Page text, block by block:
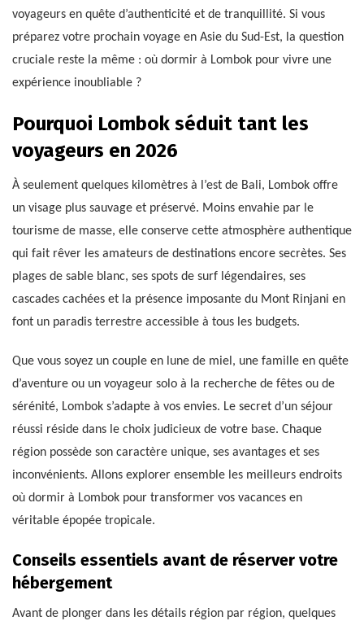
voyageurs en quête d’authenticité et de tranquillité. Si vous
préparez votre prochain voyage en Asie du Sud-Est, la question
cruciale reste la même : où dormir à Lombok pour vivre une
expérience inoubliable ?
Pourquoi Lombok séduit tant les
voyageurs en 2026
À seulement quelques kilomètres à l’est de Bali, Lombok offre
un visage plus sauvage et préservé. Moins envahie par le
tourisme de masse, elle conserve cette atmosphère authentique
qui fait rêver les amateurs de destinations encore secrètes. Ses
plages de sable blanc, ses spots de surf légendaires, ses
cascades cachées et la présence imposante du Mont Rinjani en
font un paradis terrestre accessible à tous les budgets.
Que vous soyez un couple en lune de miel, une famille en quête
d’aventure ou un voyageur solo à la recherche de fêtes ou de
sérénité, Lombok s’adapte à vos envies. Le secret d’un séjour
réussi réside dans le choix judicieux de votre base. Chaque
région possède son caractère unique, ses avantages et ses
inconvénients. Allons explorer ensemble les meilleurs endroits
où dormir à Lombok pour transformer vos vacances en
véritable épopée tropicale.
Conseils essentiels avant de réserver votre
hébergement
Avant de plonger dans les détails région par région, quelques